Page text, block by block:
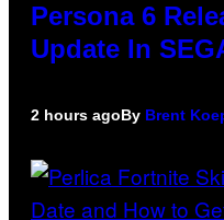
Persona 6
Update In
2 hours agoBy Brent